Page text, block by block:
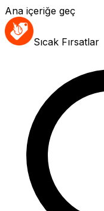
Ana içeriğe geç
Sıcak Fırsatlar